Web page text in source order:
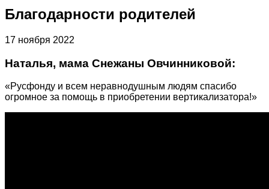
Благодарности родителей
17 ноября 2022
Наталья, мама Снежаны Овчинниковой:
«Русфонду и всем неравнодушным людям спасибо
огромное за помощь в приобретении вертикализатора!»